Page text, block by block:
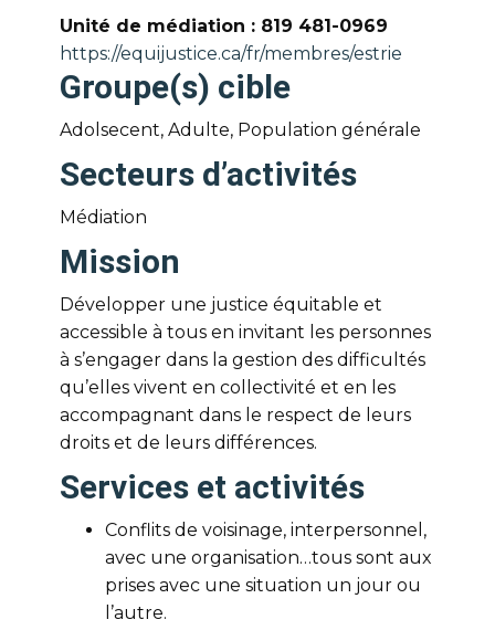
Unité de médiation : 819 481-0969
https://equijustice.ca/fr/membres/estrie
Groupe(s) cible
Adolsecent, Adulte, Population générale
Secteurs d’activités
Médiation
Mission
Développer une justice équitable et
accessible à tous en invitant les personnes
à s’engager dans la gestion des difficultés
qu’elles vivent en collectivité et en les
accompagnant dans le respect de leurs
droits et de leurs différences.
Services et activités
Conflits de voisinage, interpersonnel,
avec une organisation…tous sont aux
prises avec une situation un jour ou
l’autre.